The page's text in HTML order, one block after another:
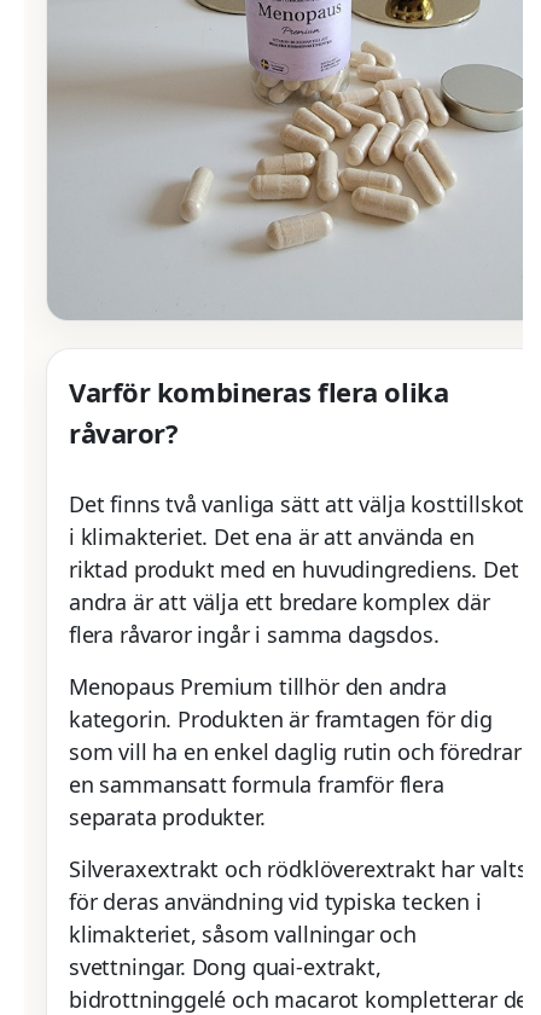
Varför kombineras flera olika
råvaror?
Det finns två vanliga sätt att välja kosttillskott
i klimakteriet. Det ena är att använda en
riktad produkt med en huvudingrediens. Det
andra är att välja ett bredare komplex där
flera råvaror ingår i samma dagsdos.
Menopaus Premium tillhör den andra
kategorin. Produkten är framtagen för dig
som vill ha en enkel daglig rutin och föredrar
en sammansatt formula framför flera
separata produkter.
Silveraxextrakt och rödklöverextrakt har valts
för deras användning vid typiska tecken i
klimakteriet, såsom vallningar och
svettningar. Dong quai-extrakt,
bidrottninggelé och macarot kompletterar de